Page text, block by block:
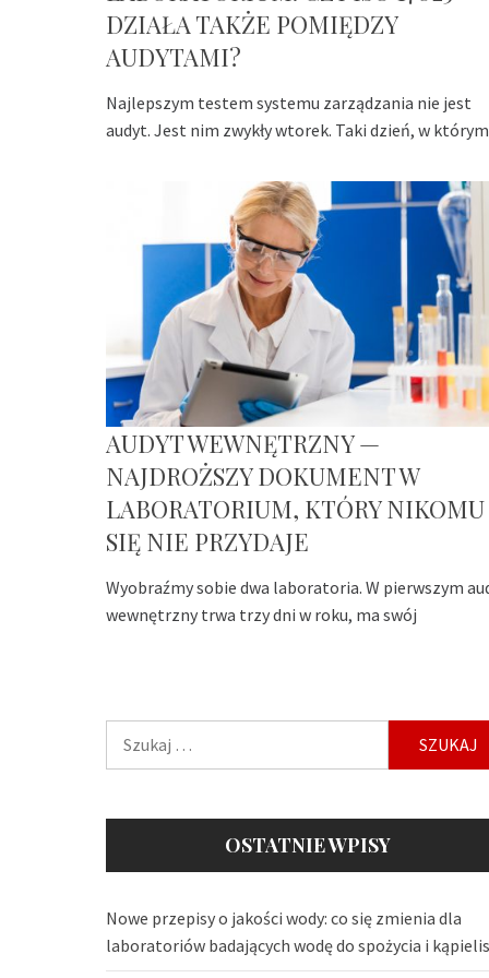
DZIAŁA TAKŻE POMIĘDZY
AUDYTAMI?
Najlepszym testem systemu zarządzania nie jest
audyt. Jest nim zwykły wtorek. Taki dzień, w którym
AUDYT WEWNĘTRZNY —
NAJDROŻSZY DOKUMENT W
LABORATORIUM, KTÓRY NIKOMU
SIĘ NIE PRZYDAJE
Wyobraźmy sobie dwa laboratoria. W pierwszym
wewnętrzny trwa trzy dni w roku, ma swój
OSTATNIE WPISY
Nowe przepisy o jakości wody: co się zmienia dla
laboratoriów badających wodę do spożycia i